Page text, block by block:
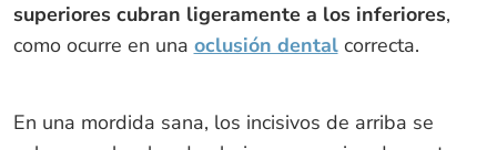
superiores cubran ligeramente a los inferiores,
como ocurre en una oclusión dentalcorrecta.
En una mordida sana, los incisivos de arriba se